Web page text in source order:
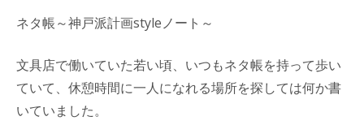
ネタ帳～神戸派計画styleノート～
文具店で働いていた若い頃、いつもネタ帳を持って歩い
ていて、休憩時間に一人になれる場所を探しては何か書
いていました。